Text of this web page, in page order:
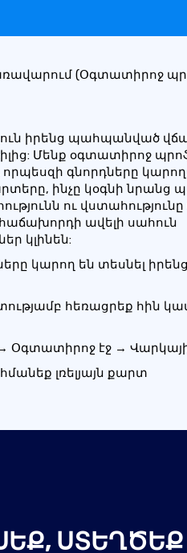
(Օգտատիրոջ
իրենց պահպանված
Մենք օգտատիրոջ
որպեսզի գնորդները
ինչը կօգնի նրանց
ու
ավելի սահուն
կլինեն:
կարող են տեսնել
հեռացրեք հին
Օգտատիրոջ էջ →
լռելյայն քարտ
ՍՏԵՂԾԵՔ